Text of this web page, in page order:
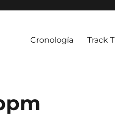
Cronología Track